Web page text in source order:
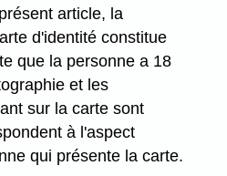
article, la
d'identité constitue
que la personne a 18
et les
sur la carte sont
à l'aspect
qui présente la carte.